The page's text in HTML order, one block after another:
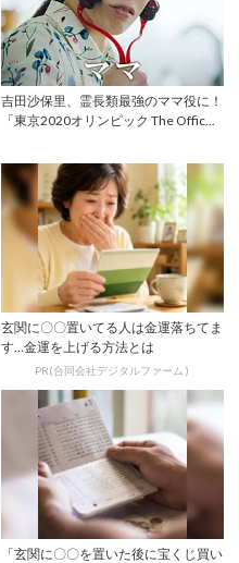
吉田沙保里、霊長類最強のママ役に！
「東京2020オリンピック The Offic...
玄関に〇〇置いてる人は金運落ちてま
す…金運を上げる方法とは
PR(合同会社デジタルファーム )
「玄関に〇〇を置いた後に宝くじ買い